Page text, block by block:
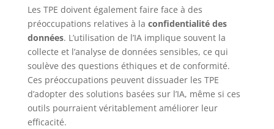
Les TPE doivent également faire face à des
préoccupations relatives à la confidentialité des
données. L’utilisation de l’IA implique souvent la
collecte et l’analyse de données sensibles, ce qui
soulève des questions éthiques et de conformité.
Ces préoccupations peuvent dissuader les TPE
d’adopter des solutions basées sur l’IA, même si ces
outils pourraient véritablement améliorer leur
efficacité.